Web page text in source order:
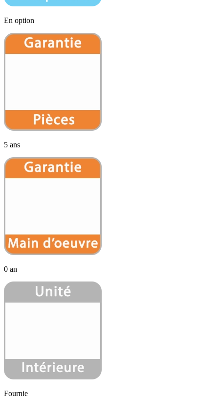
En option
5 ans
0 an
Fournie